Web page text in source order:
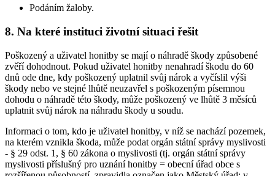
Podáním žaloby.
8. Na které instituci životní situaci řešit
Poškozený a uživatel honitby se mají o náhradě škody způsobené
zvěří dohodnout. Pokud uživatel honitby nenahradí škodu do 60
dnů ode dne, kdy poškozený uplatnil svůj nárok a vyčíslil výši
škody nebo ve stejné lhůtě neuzavřel s poškozeným písemnou
dohodu o náhradě této škody, může poškozený ve lhůtě 3 měsíců
uplatnit svůj nárok na náhradu škody u soudu.
Informaci o tom, kdo je uživatel honitby, v níž se nachází pozemek,
na kterém vznikla škoda, může podat orgán státní správy myslivosti
- § 29 odst. 1, § 60 zákona o myslivosti (tj. orgán státní správy
myslivosti příslušný pro uznání honitby = obecní úřad obce s